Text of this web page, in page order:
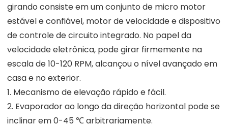
girando consiste em um conjunto de micro motor
estável e confiável, motor de velocidade e dispositivo
de controle de circuito integrado. No papel da
velocidade eletrônica, pode girar firmemente na
escala de 10-120 RPM, alcançou o nível avançado em
casa e no exterior.
1. Mecanismo de elevação rápido e fácil.
2. Evaporador ao longo da direção horizontal pode se
inclinar em 0-45 ℃ arbitrariamente.